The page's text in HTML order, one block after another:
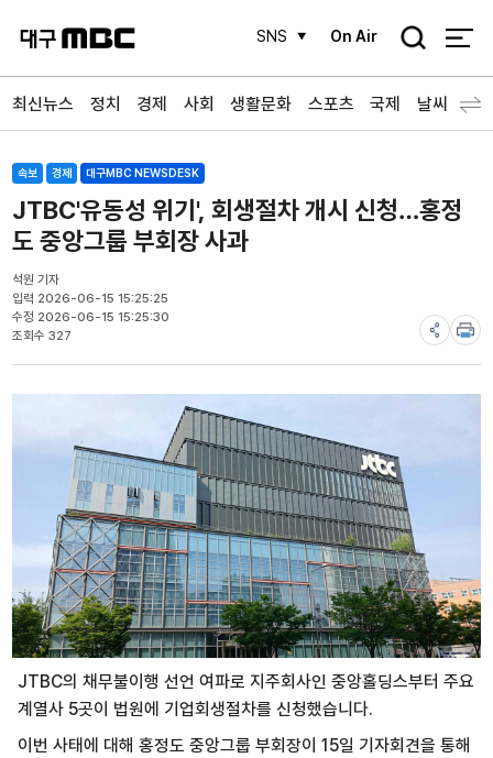
SNS On Air
검
최신뉴스 정치 경제 사회 생활문화 스포츠 국제 날씨
속보 경제 대구MBC NEWSDESK
JTBC'유동성 위기', 회생절차 개시 신청…홍정
도 중앙그룹 부회장 사과
석원 기자
입력 2026-06-15 15:25:25
수정 2026-06-15 15:25:30
조회수 327
JTBC의 채무불이행 선언 여파로 지주회사인 중앙홀딩스부터 주요
계열사 5곳이 법원에 기업회생절차를 신청했습니다.
이번 사태에 대해 홍정도 중앙그룹 부회장이 15일 기자회견을 통해